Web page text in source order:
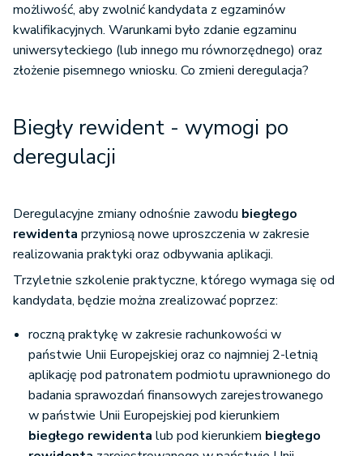
możliwość, aby zwolnić kandydata z egzaminów
kwalifikacyjnych. Warunkami było zdanie egzaminu
uniwersyteckiego (lub innego mu równorzędnego) oraz
złożenie pisemnego wniosku. Co zmieni deregulacja?
Biegły rewident - wymogi po
deregulacji
Deregulacyjne zmiany odnośnie zawodu biegłego
rewidenta przyniosą nowe uproszczenia w zakresie
realizowania praktyki oraz odbywania aplikacji.
Trzyletnie szkolenie praktyczne, którego wymaga się od
kandydata, będzie można zrealizować poprzez:
roczną praktykę w zakresie rachunkowości w
państwie Unii Europejskiej oraz co najmniej 2-letnią
aplikację pod patronatem podmiotu uprawnionego do
badania sprawozdań finansowych zarejestrowanego
w państwie Unii Europejskiej pod kierunkiem
biegłego rewidenta lub pod kierunkiem biegłego